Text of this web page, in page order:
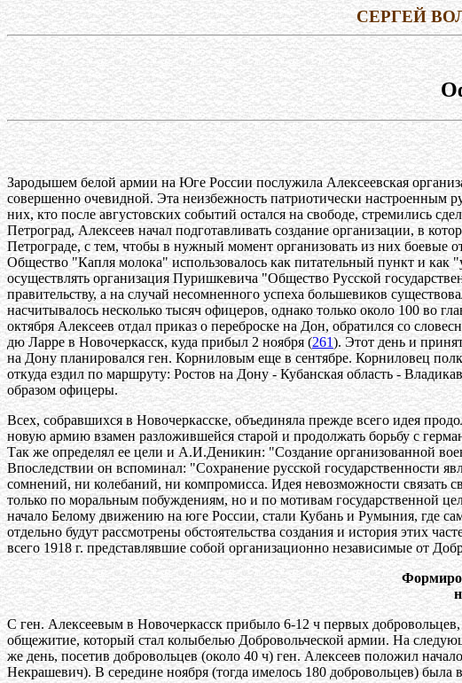
СЕРГЕЙ
Зародышем белой армии на Юге России послужила Алексеевская
совершенно очевидной. Эта неизбежность патриотически настроенным
них, кто после августовских событий остался на свободе, стремились
Петроград, Алексеев начал подготавливать создание организации, в
Петрограде, с тем, чтобы в нужный момент организовать из них боевые
Общество "Капля молока" использовалось как питательный пункт и
осуществлять организация Пуришкевича "Общество Русской
правительству, а на случай несомненного успеха большевиков
насчитывалось несколько тысяч офицеров, однако только около 100
октября Алексеев отдал приказ о переброске на Дон, обратился со
дю Ларре в Новочеркасск, куда прибыл 2 ноября (261). Этот день и
на Дону планировался ген. Корниловым еще в сентябре. Корниловец
откуда ездил по маршруту: Ростов на Дону - Кубанская область -
образом офицеры.
Всех, собравшихся в Новочеркасске, объединяла прежде всего идея
новую армию взамен разложившейся старой и продолжать борьбу с
Так же определял ее цели и А.И.Деникин: "Создание организованной
Впоследствии он вспоминал: "Сохранение русской государственности
сомнений, ни колебаний, ни компромисса. Идея невозможности связать
только по моральным побуждениям, но и по мотивам государственной
начало Белому движению на юге России, стали Кубань и Румыния, где
отдельно будут рассмотрены обстоятельства создания и история этих
всего 1918 г. представлявшие собой организационно независимые от
С ген. Алексеевым в Новочеркасск прибыло 6-12 ч первых
общежитие, который стал колыбелью Добровольческой армии. На
же день, посетив добровольцев (около 40 ч) ген. Алексеев положил
Некрашевич). В середине ноября (тогда имелось 180 добровольцев)